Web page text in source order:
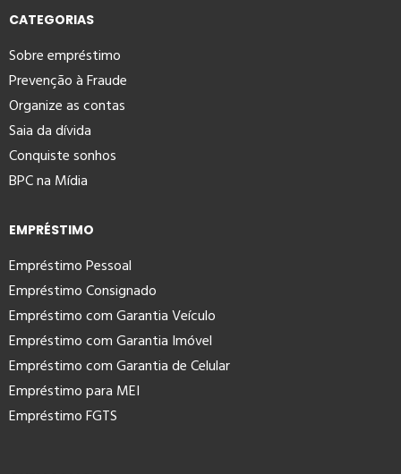
CATEGORIAS
Sobre empréstimo
Prevenção à Fraude
Organize as contas
Saia da dívida
Conquiste sonhos
BPC na Mídia
EMPRÉSTIMO
Empréstimo Pessoal
Empréstimo Consignado
Empréstimo com Garantia Veículo
Empréstimo com Garantia Imóvel
Empréstimo com Garantia de Celular
Empréstimo para MEI
Empréstimo FGTS